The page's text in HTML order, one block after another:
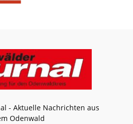
- Aktuelle Nachrichten aus
Odenwald